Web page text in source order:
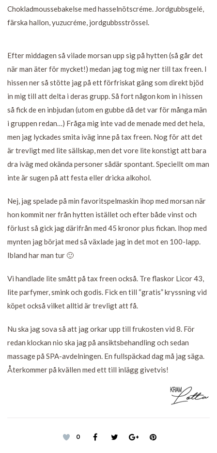
Chokladmoussebakelse med hasselnötscréme. Jordgubbsgelé,
färska hallon, yuzucréme, jordgubbsströssel.
Efter middagen så vilade morsan upp sig på hytten (så går det
när man äter för mycket!) medan jag tog mig ner till tax freen. I
hissen ner så stötte jag på ett förfriskat gäng som direkt bjöd
in mig till att delta i deras grupp. Så fort någon kom in i hissen
så fick de en inbjudan (utom en gubbe då det var för många män
i gruppen redan…) Fråga mig inte vad de menade med det hela,
men jag lyckades smita iväg inne på tax freen. Nog för att det
är trevligt med lite sällskap, men det vore lite konstigt att bara
dra iväg med okända personer sådär spontant. Speciellt om man
inte är sugen på att festa eller dricka alkohol.
Nej, jag spelade på min favoritspelmaskin ihop med morsan när
hon kommit ner från hytten istället och efter både vinst och
förlust så gick jag därifrån med 45 kronor plus fickan. Ihop med
mynten jag börjat med så växlade jag in det mot en 100-lapp.
Ibland har man tur 🙂
Vi handlade lite smått på tax freen också. Tre flaskor Licor 43,
lite parfymer, smink och godis. Fick en till “gratis” kryssning vid
köpet också vilket alltid är trevligt att få.
Nu ska jag sova så att jag orkar upp till frukosten vid 8. För
redan klockan nio ska jag på ansiktsbehandling och sedan
massage på SPA-avdelningen. En fullspäckad dag må jag säga.
Återkommer på kvällen med ett till inlägg givetvis!
0